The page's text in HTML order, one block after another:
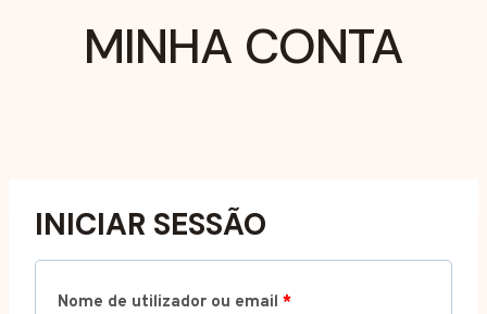
MINHA CONTA
INICIAR SESSÃO
Nome de utilizador ou email *O